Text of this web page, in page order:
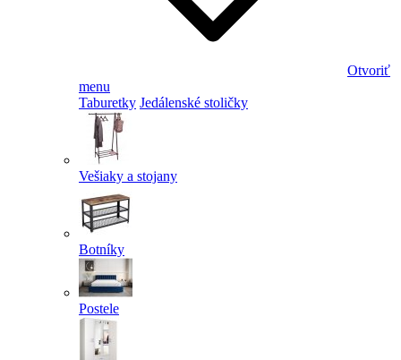
Otvoriť
menu
Taburetky Jedálenské stoličky
Vešiaky a stojany
Botníky
Postele